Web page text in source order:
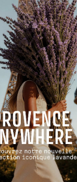
VOUS ?
SAVON
ET
SAVONS
SONT-ILS